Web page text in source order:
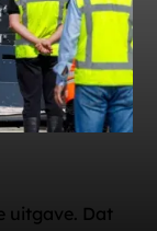
uitgave. Dat